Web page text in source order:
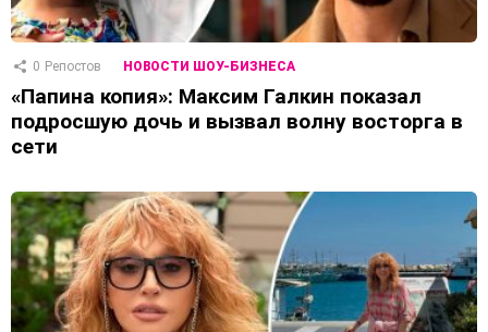
0 Репостов НОВОСТИ ШОУ-БИЗНЕСА
«Папина копия»: Максим Галкин показал
подросшую дочь и вызвал волну восторга в
сети